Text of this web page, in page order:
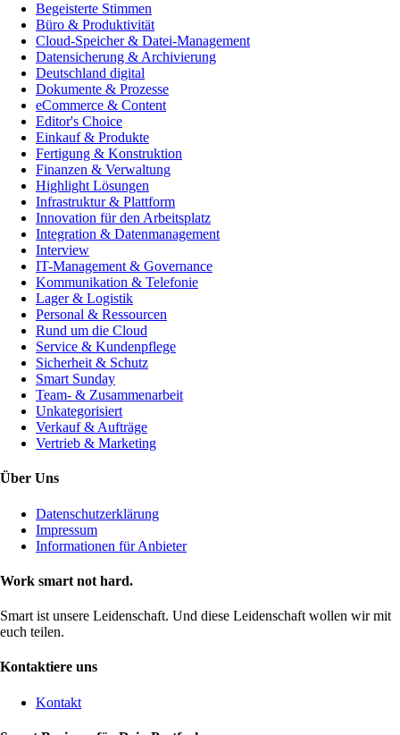
Begeisterte Stimmen
Büro & Produktivität
Cloud-Speicher & Datei-Management
Datensicherung & Archivierung
Deutschland digital
Dokumente & Prozesse
eCommerce & Content
Editor's Choice
Einkauf & Produkte
Fertigung & Konstruktion
Finanzen & Verwaltung
Highlight Lösungen
Infrastruktur & Plattform
Innovation für den Arbeitsplatz
Integration & Datenmanagement
Interview
IT-Management & Governance
Kommunikation & Telefonie
Lager & Logistik
Personal & Ressourcen
Rund um die Cloud
Service & Kundenpflege
Sicherheit & Schutz
Smart Sunday
Team- & Zusammenarbeit
Unkategorisiert
Verkauf & Aufträge
Vertrieb & Marketing
Über Uns
Datenschutzerklärung
Impressum
Informationen für Anbieter
Work smart not hard.
Smart ist unsere Leidenschaft. Und diese Leidenschaft wollen wir mit
euch teilen.
Kontaktiere uns
Kontakt